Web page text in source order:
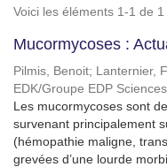
Voici les éléments 1-1 de 1
Mucormycoses :
Pilmis, Benoit; Lanternier,
EDK/Groupe EDP Sciences
Les mucormycoses sont
survenant principalement
(hémopathie maligne,
grevées d’une lourde